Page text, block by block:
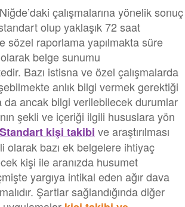
çalışmalarına yönelik sonuç
olup yaklaşık 72 saat
sözel raporlama yapılmakta süre
belge sunumu
Bazı istisna ve özel çalışmalarda
anlık bilgi vermek gerektiği
da ancak bilgi verilebilecek durumlar
şekli ve içeriği ilgili hususlara yön
Standart kişi takibi ve araştırılması
olarak bazı ek belgelere ihtiyaç
kişi ile aranızda husumet
yargıya intikal eden ağır dava
Şartlar sağlandığında diğer